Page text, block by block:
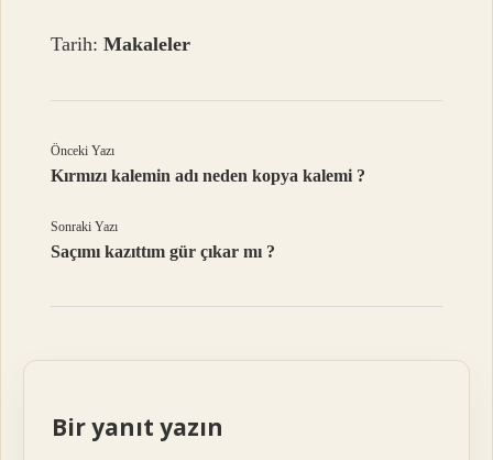
Tarih:Makaleler
Önceki Yazı
Kırmızı kalemin adı neden kopya kalemi ?
Sonraki Yazı
Saçımı kazıttım gür çıkar mı ?
Bir yanıt yazın